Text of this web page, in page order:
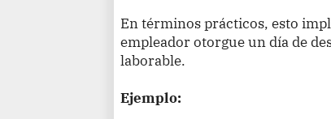
En términos prácticos, esto
empleador otorgue un día de
laborable.
Ejemplo: